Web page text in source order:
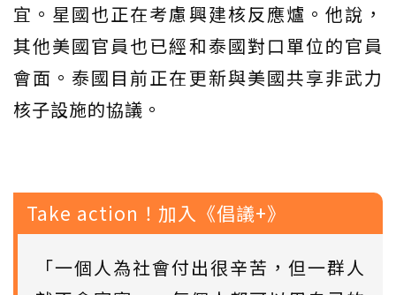
宜。星國也正在考慮興建核反應爐。他說，
其他美國官員也已經和泰國對口單位的官員
會面。泰國目前正在更新與美國共享非武力
核子設施的協議。
Take action！加入《倡議+》
「一個人為社會付出很辛苦，但一群人